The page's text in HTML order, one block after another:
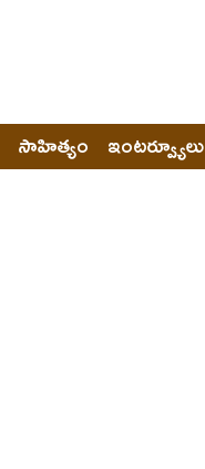
సాహిత్యం ఇంటర్వ్యూలు